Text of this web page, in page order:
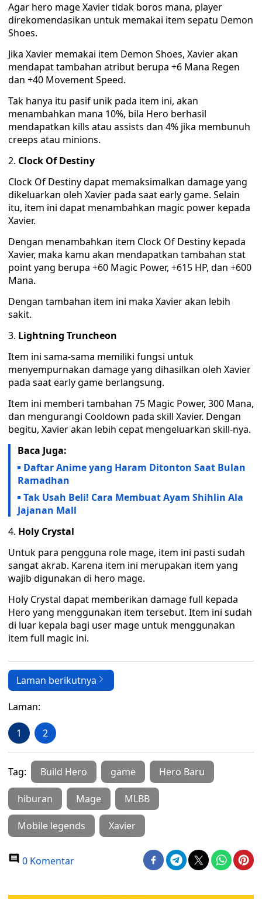
Agar hero mage Xavier tidak boros mana, player
direkomendasikan untuk memakai item sepatu Demon
Shoes.
Jika Xavier memakai item Demon Shoes, Xavier akan
mendapat tambahan atribut berupa +6 Mana Regen
dan +40 Movement Speed.
Tak hanya itu pasif unik pada item ini, akan
menambahkan mana 10%, bila Hero berhasil
mendapatkan kills atau assists dan 4% jika membunuh
creeps atau minions.
Clock Of Destiny
Clock Of Destiny dapat memaksimalkan damage yang
dikeluarkan oleh Xavier pada saat early game. Selain
itu, item ini dapat menambahkan magic power kepada
Xavier.
Dengan menambahkan item Clock Of Destiny kepada
Xavier, maka kamu akan mendapatkan tambahan stat
point yang berupa +60 Magic Power, +615 HP, dan +600
Mana.
Dengan tambahan item ini maka Xavier akan lebih
sakit.
Lightning Truncheon
Item ini sama-sama memiliki fungsi untuk
menyempurnakan damage yang dihasilkan oleh Xavier
pada saat early game berlangsung.
Item ini memberi tambahan 75 Magic Power, 300 Mana,
dan mengurangi Cooldown pada skill Xavier. Dengan
begitu, Xavier akan lebih cepat mengeluarkan skill-nya.
Baca Juga:
Daftar Anime yang Haram Ditonton Saat Bulan
Ramadhan
Tak Usah Beli! Cara Membuat Ayam Shihlin Ala
Jajanan Mall
Holy Crystal
Untuk para pengguna role mage, item ini pasti sudah
sangat akrab. Karena item ini merupakan item yang
wajib digunakan di hero mage.
Holy Crystal dapat memberikan damage full kepada
Hero yang menggunakan item tersebut. Item ini sudah
di luar kepala bagi user mage untuk menggunakan
item full magic ini.
Laman berikutnya
Laman:
1 2
Tag: Build Hero game Hero Baru
hiburan Mage MLBB
Mobile legends Xavier
0 Komentar